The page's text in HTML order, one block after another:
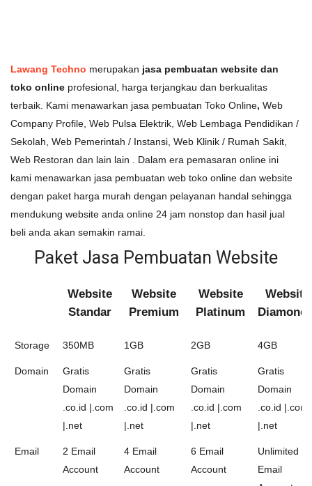
Lawang Techno merupakan jasa pembuatan website dan
toko online profesional, harga terjangkau dan berkualitas
terbaik. Kami menawarkan jasa pembuatan Toko Online, Web
Company Profile, Web Pulsa Elektrik, Web Lembaga Pendidikan /
Sekolah, Web Pemerintah / Instansi, Web Klinik / Rumah Sakit,
Web Restoran dan lain lain . Dalam era pemasaran online ini
kami menawarkan jasa pembuatan web toko online dan website
dengan paket harga murah dengan pelayanan handal sehingga
mendukung website anda online 24 jam nonstop dan hasil jual
beli anda akan semakin ramai.
Paket Jasa Pembuatan Website
Website
Standar
Website
Premium
Website
Platinum
Website
Diamond
Storage 350MB 1GB 2GB 4GB
Domain
Gratis
Domain
.co.id |.com
|.net
Gratis
Domain
.co.id |.com
|.net
Gratis
Domain
.co.id |.com
|.net
Gratis
Domain
.co.id |.com
|.net
Email
2 Email
Account
4 Email
Account
6 Email
Account
Unlimited
Email